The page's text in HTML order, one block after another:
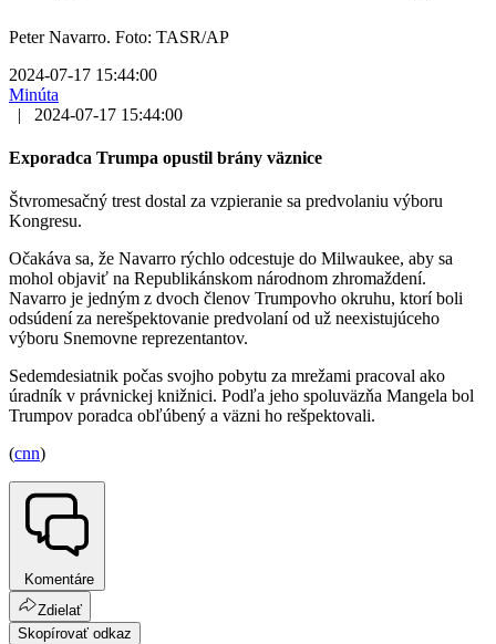
Peter Navarro. Foto: TASR/AP
2024-07-17 15:44:00
Minúta
|
2024-07-17 15:44:00
Exporadca Trumpa opustil brány väznice
Štvromesačný trest dostal za vzpieranie sa predvolaniu výboru
Kongresu.
Očakáva sa, že Navarro rýchlo odcestuje do Milwaukee, aby sa
mohol objaviť na Republikánskom národnom zhromaždení.
Navarro je jedným z dvoch členov Trumpovho okruhu, ktorí boli
odsúdení za nerešpektovanie predvolaní od už neexistujúceho
výboru Snemovne reprezentantov.
Sedemdesiatnik počas svojho pobytu za mrežami pracoval ako
úradník v právnickej knižnici. Podľa jeho spoluväzňa Mangela bol
Trumpov poradca obľúbený a väzni ho rešpektovali.
(cnn)
Komentáre
Zdielať
Skopírovať odkaz